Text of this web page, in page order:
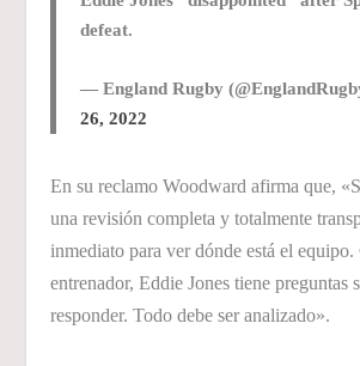
defeat.
— England Rugby
26, 2022
En su reclamo Woodward afirma que,
una revisión completa y totalmente
inmediato para ver dónde está el
entrenador, Eddie Jones tiene preguntas
responder. Todo debe ser analizado».